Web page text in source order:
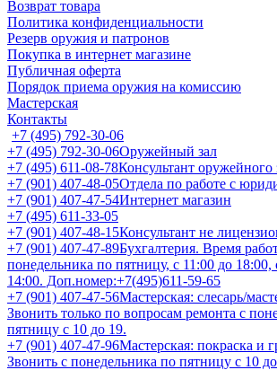
Возврат товара
Политика конфиденциальности
Резерв оружия и патронов
Покупка в интернет магазине
Публичная оферта
Порядок приема оружия на комиссию
Мастерская
Контакты
+7 (495) 792-30-06
+7 (495) 792-30-06Оружейный зал
+7 (495) 611-08-78Консультант оружейного
+7 (901) 407-48-05Отдела по работе с
+7 (901) 407-47-54Интернет магазин
+7 (495) 611-33-05
+7 (901) 407-48-15Консультант не
+7 (901) 407-47-89Бухгалтерия. Время
понедельника по пятницу, с 11:00 до 18:00,
14:00. Доп.номер:+7(495)611-59-65
+7 (901) 407-47-56Мастерская: слесарь/
Звонить только по вопросам ремонта с
пятницу с 10 до 19.
+7 (901) 407-47-96Мастерская: покраска и
Звонить с понедельника по пятницу с 10